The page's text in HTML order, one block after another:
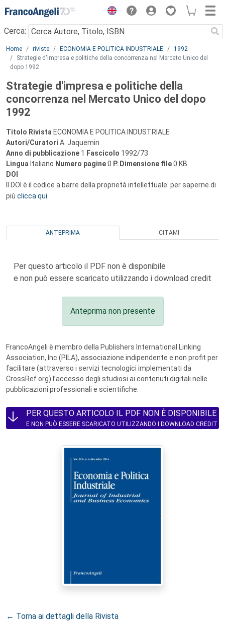
Menu
Cerca:
Main content
Home riviste ECONOMIA E POLITICA INDUSTRIALE
1992
Strategie d'impresa e politiche della concorrenza nel Mercato Unico del
dopo 1992
Strategie d'impresa e politiche della
concorrenza nel Mercato Unico del dopo
1992
Titolo Rivista ECONOMIA E POLITICA INDUSTRIALE
Autori/Curatori A. Jaquemin
Anno di pubblicazione 1 Fascicolo 1992/73
Lingua Italiano Numero pagine0 P. Dimensione file0 KB
DOI
Il DOI è il codice a barre della proprietà intellettuale: per saperne di
più clicca qui
ANTEPRIMA CITAMI
Per questo articolo il PDF non è disponibile
e non può essere scaricato utilizzando i download credit
Anteprima non presente
FrancoAngeli è membro della Publishers International Linking
Association, Inc (PILA), associazione indipendente e non profit per
facilitare (attraverso i servizi tecnologici implementati da
CrossRef.org) l’accesso degli studiosi ai contenuti digitali nelle
pubblicazioni professionali e scientifiche.
PER QUESTO ARTICOLO IL PDF NON È DISPONIBILE
E NON PUÒ ESSERE SCARICATO UTILIZZANDO I DOWNLOAD CREDIT
← Torna ai dettagli della Rivista